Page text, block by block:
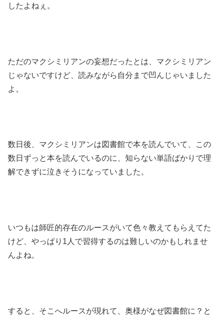
したよねぇ。
ただのマクシミリアンの妄想だったとは、マクシミリアン
じゃないですけど、読みながら自分まで凹んじゃいました
よ。
数日後、マクシミリアンは図書館で本を読んでいて、この
数日ずっと本を読んでいるのに、知らない単語ばかりで理
解できずに泣きそうになっていました。
いつもは師匠的存在のルースがいて色々教えてもらえてた
けど、やっぱり1人で習得するのは難しいのかもしれませ
んよね。
すると、そこへルースが現れて、奥様がなぜ図書館に？と